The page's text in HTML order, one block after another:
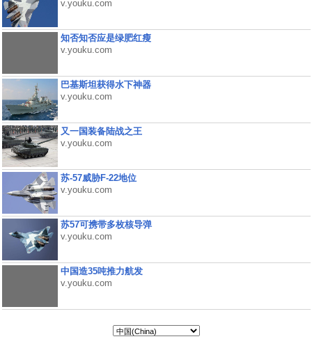
v.youku.com
知否知否应是绿肥红瘦
v.youku.com
巴基斯坦获得水下神器
v.youku.com
又一国装备陆战之王
v.youku.com
苏-57威胁F-22地位
v.youku.com
苏57可携带多枚核导弹
v.youku.com
中国造35吨推力航发
v.youku.com